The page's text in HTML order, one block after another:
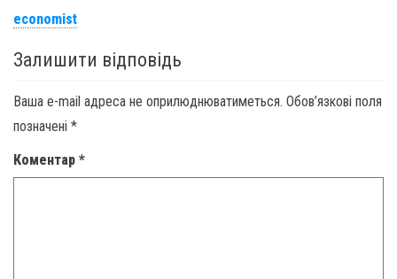
economist
Залишити відповідь
Ваша e-mail адреса не оприлюднюватиметься. Обов’язкові поля
позначені *
Коментар *